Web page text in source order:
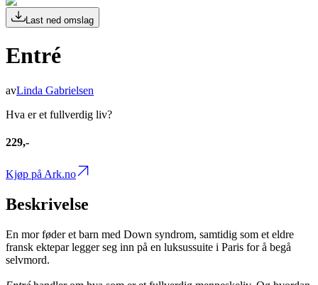
Last ned omslag
Entré
avLinda Gabrielsen
Hva er et fullverdig liv?
229,-
Kjøp på Ark.no
Beskrivelse
En mor føder et barn med Down syndrom, samtidig som et eldre
fransk ektepar legger seg inn på en luksussuite i Paris for å begå
selvmord.